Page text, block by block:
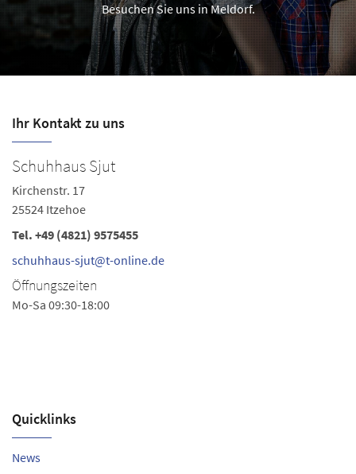
Besuchen Sie uns in Meldorf.
Ihr Kontakt zu uns
Schuhhaus Sjut
Kirchenstr. 17
25524 Itzehoe
Tel. +49 (4821) 9575455
schuhhaus-sjut@t-online.de
Öffnungszeiten
Mo-Sa 09:30-18:00
Quicklinks
News